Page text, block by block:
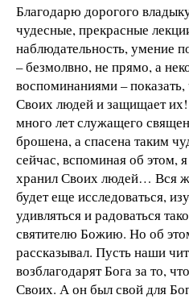
Благодарю дорогого
чудесные, прекрасные
наблюдательность, умение
– безмолвно, не прямо, а
воспоминаниями –
Своих людей и защищает
много лет служащего
брошена, а спасена таким
сейчас, вспоминая об этом,
хранил Своих людей… Вся
будет еще исследоваться,
удивляться и радоваться
святителю Божию. Но об
рассказывал. Пусть наши
возблагодарят Бога за то,
Своих. А он был свой для